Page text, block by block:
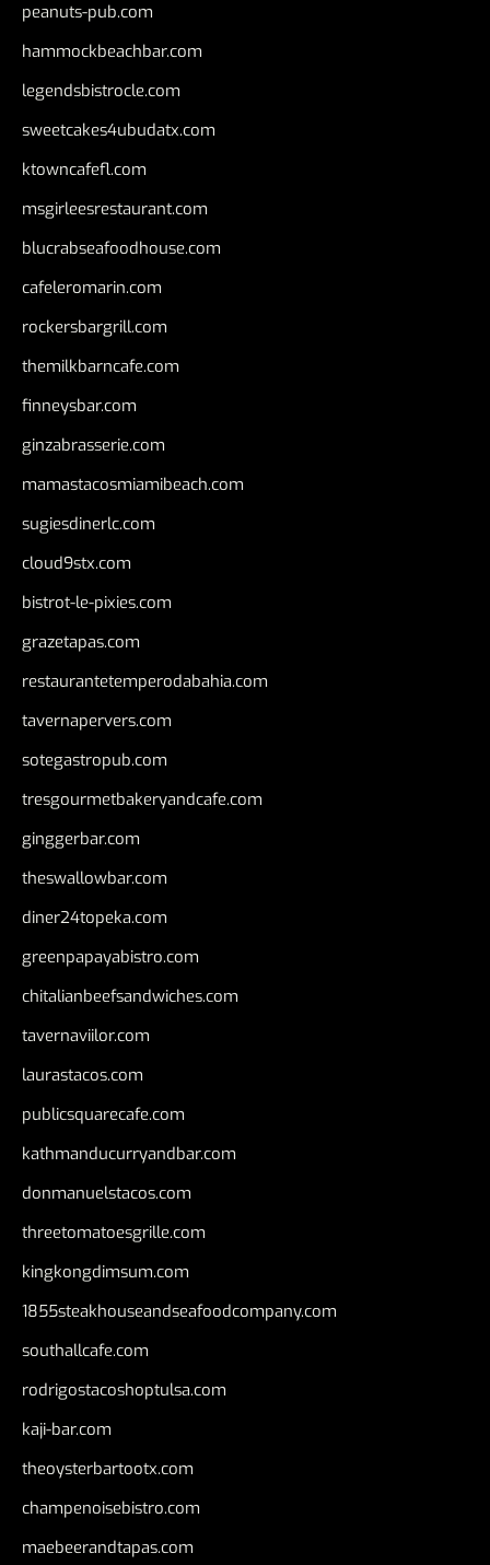
peanuts-pub.com
hammockbeachbar.com
legendsbistrocle.com
sweetcakes4ubudatx.com
ktowncafefl.com
msgirleesrestaurant.com
blucrabseafoodhouse.com
cafeleromarin.com
rockersbargrill.com
themilkbarncafe.com
finneysbar.com
ginzabrasserie.com
mamastacosmiamibeach.com
sugiesdinerlc.com
cloud9stx.com
bistrot-le-pixies.com
grazetapas.com
restaurantetemperodabahia.com
tavernapervers.com
sotegastropub.com
tresgourmetbakeryandcafe.com
ginggerbar.com
theswallowbar.com
diner24topeka.com
greenpapayabistro.com
chitalianbeefsandwiches.com
tavernaviilor.com
laurastacos.com
publicsquarecafe.com
kathmanducurryandbar.com
donmanuelstacos.com
threetomatoesgrille.com
kingkongdimsum.com
1855steakhouseandseafoodcompany.com
southallcafe.com
rodrigostacoshoptulsa.com
kaji-bar.com
theoysterbartootx.com
champenoisebistro.com
maebeerandtapas.com